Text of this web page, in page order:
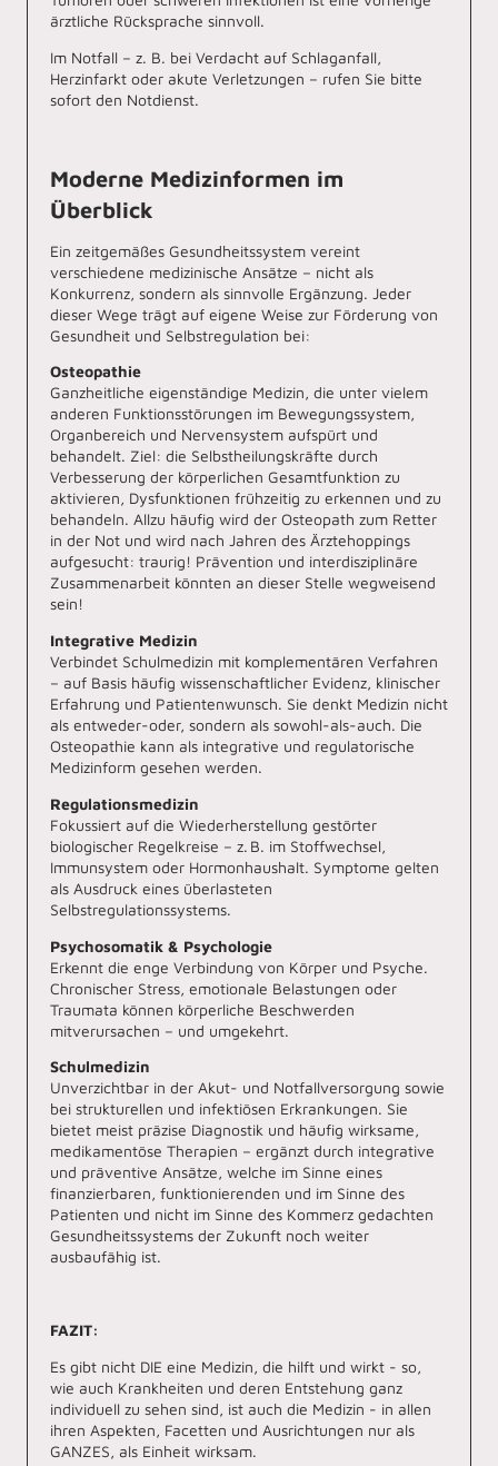
ärztliche Rücksprache sinnvoll.
Im Notfall – z. B. bei Verdacht auf Schlaganfall,
Herzinfarkt oder akute Verletzungen – rufen Sie bitte
sofort den Notdienst.
Moderne Medizinformen im
Überblick
Ein zeitgemäßes Gesundheitssystem vereint
verschiedene medizinische Ansätze – nicht als
Konkurrenz, sondern als sinnvolle Ergänzung. Jeder
dieser Wege trägt auf eigene Weise zur Förderung von
Gesundheit und Selbstregulation bei:
Osteopathie
Ganzheitliche eigenständige Medizin, die unter vielem
anderen Funktionsstörungen im Bewegungssystem,
Organbereich und Nervensystem aufspürt und
behandelt. Ziel: die Selbstheilungskräfte durch
Verbesserung der körperlichen Gesamtfunktion zu
aktivieren, Dysfunktionen frühzeitig zu erkennen und zu
behandeln. Allzu häufig wird der Osteopath zum Retter
in der Not und wird nach Jahren des Ärztehoppings
aufgesucht: traurig! Prävention und interdisziplinäre
Zusammenarbeit könnten an dieser Stelle wegweisend
sein!
Integrative Medizin
Verbindet Schulmedizin mit komplementären Verfahren
– auf Basis häufig wissenschaftlicher Evidenz, klinischer
Erfahrung und Patientenwunsch. Sie denkt Medizin nicht
als entweder-oder, sondern als sowohl-als-auch. Die
Osteopathie kann als integrative und regulatorische
Medizinform gesehen werden.
Regulationsmedizin
Fokussiert auf die Wiederherstellung gestörter
biologischer Regelkreise – z. B. im Stoffwechsel,
Immunsystem oder Hormonhaushalt. Symptome gelten
als Ausdruck eines überlasteten
Selbstregulationssystems.
Psychosomatik & Psychologie
Erkennt die enge Verbindung von Körper und Psyche.
Chronischer Stress, emotionale Belastungen oder
Traumata können körperliche Beschwerden
mitverursachen – und umgekehrt.
Schulmedizin
Unverzichtbar in der Akut- und Notfallversorgung sowie
bei strukturellen und infektiösen Erkrankungen. Sie
bietet meist präzise Diagnostik und häufig wirksame,
medikamentöse Therapien – ergänzt durch integrative
und präventive Ansätze, welche im Sinne eines
finanzierbaren, funktionierenden und im Sinne des
Patienten und nicht im Sinne des Kommerz gedachten
Gesundheitssystems der Zukunft noch weiter
ausbaufähig ist.
FAZIT:
Es gibt nicht DIE eine Medizin, die hilft und wirkt - so,
wie auch Krankheiten und deren Entstehung ganz
individuell zu sehen sind, ist auch die Medizin - in allen
ihren Aspekten, Facetten und Ausrichtungen nur als
GANZES, als Einheit wirksam.